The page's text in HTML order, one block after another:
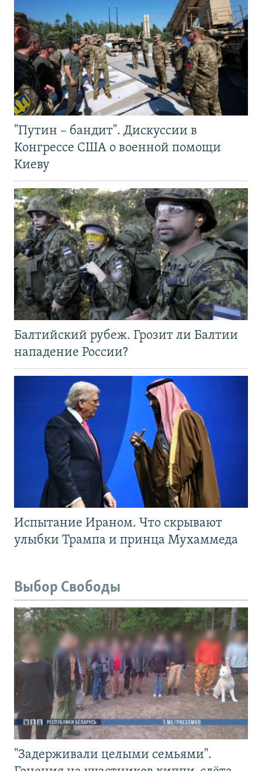
"Путин – бандит". Дискуссии в
Конгрессе США о военной помощи
Киеву
Балтийский рубеж. Грозит ли Балтии
нападение России?
Испытание Ираном. Что скрывают
улыбки Трампа и принца Мухаммеда
Выбор Свободы
"Задерживали целыми семьями".